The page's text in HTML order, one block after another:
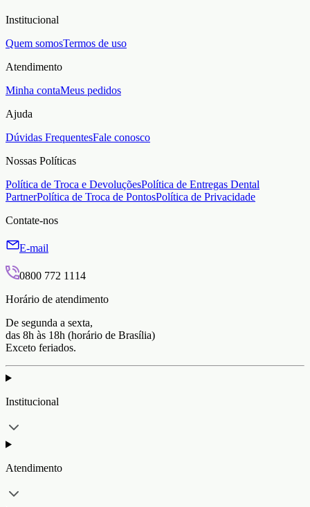
Institucional
Quem somosTermos de uso
Atendimento
Minha contaMeus pedidos
Ajuda
Dúvidas FrequentesFale conosco
Nossas Políticas
Política de Troca e DevoluçõesPolítica de Entregas Dental
PartnerPolítica de Troca de PontosPolítica de Privacidade
Contate-nos
E-mail
0800 772 1114
Horário de atendimento
De segunda a sexta,
das 8h às 18h (horário de Brasília)
Exceto feriados.
Institucional
Atendimento